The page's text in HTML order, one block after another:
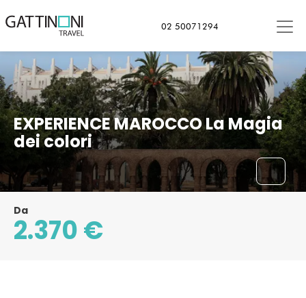
02 50071294
EXPERIENCE MAROCCO La Magia
dei colori
Casablanca, Marocco
Da
2.370 €